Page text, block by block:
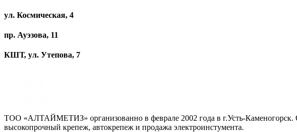
ул. Космическая, 4
пр. Ауэзова, 11
КШТ, ул. Утепова, 7
ТОО «АЛТАЙМЕТИЗ» организованно в феврале 2002 года в г.Усть-Каменогорск.
высокопрочный крепеж, автокрепеж и продажа электроинстумента.